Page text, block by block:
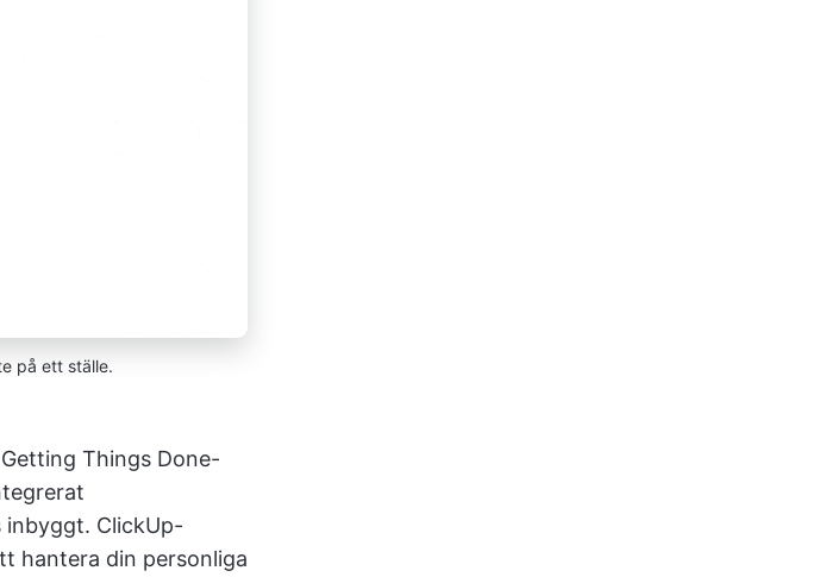
på ett ställe.
Things Done-
ClickUp-
hantera din personliga